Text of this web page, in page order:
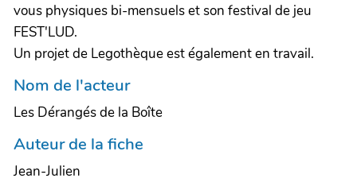
vous physiques bi-mensuels et son festival de jeu
FEST'LUD.
Un projet de Legothèque est également en travail.
Nom de l'acteur
Les Dérangés de la Boîte
Auteur de la fiche
Jean-Julien